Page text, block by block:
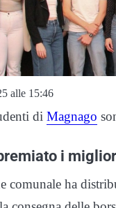
alle 15:46
di Magnago
i
comunale ha